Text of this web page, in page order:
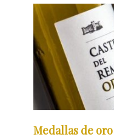
Medallas de
Medallas
de
oro
–
Catavinium
World
Wine